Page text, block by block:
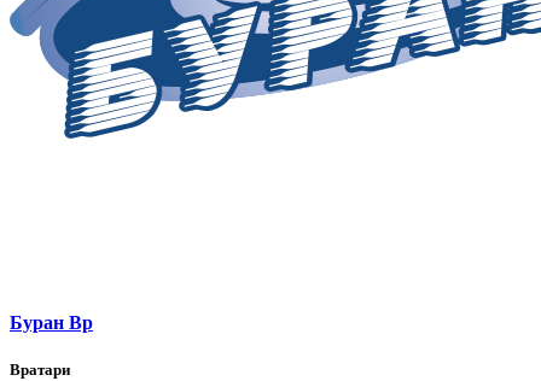
Буран Вр
Вратари